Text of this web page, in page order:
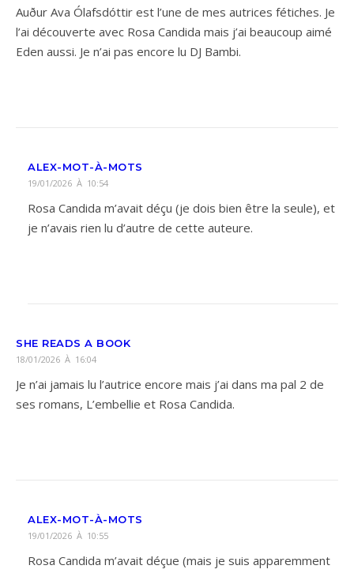
Auður Ava Ólafsdóttir est l’une de mes autrices fétiches. Je
l’ai découverte avec Rosa Candida mais j’ai beaucoup aimé
Eden aussi. Je n’ai pas encore lu DJ Bambi.
ALEX-MOT-À-MOTS
19/01/2026 À 10:54
Rosa Candida m’avait déçu (je dois bien être la seule), et
je n’avais rien lu d’autre de cette auteure.
SHE READS A BOOK
18/01/2026 À 16:04
Je n’ai jamais lu l’autrice encore mais j’ai dans ma pal 2 de
ses romans, L’embellie et Rosa Candida.
ALEX-MOT-À-MOTS
19/01/2026 À 10:55
Rosa Candida m’avait déçue (mais je suis apparemment